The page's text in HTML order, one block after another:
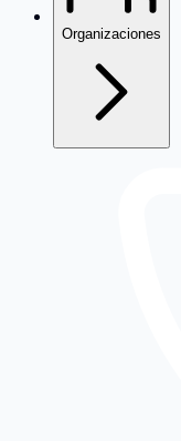
Organizaciones